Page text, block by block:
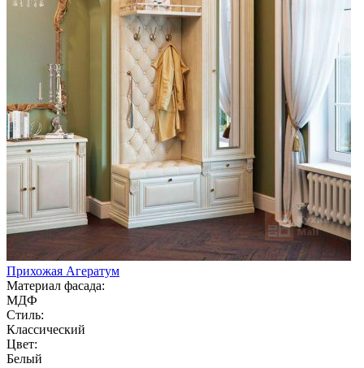
Прихожая Агератум
Материал фасада:
МДФ
Стиль:
Классический
Цвет:
Белый